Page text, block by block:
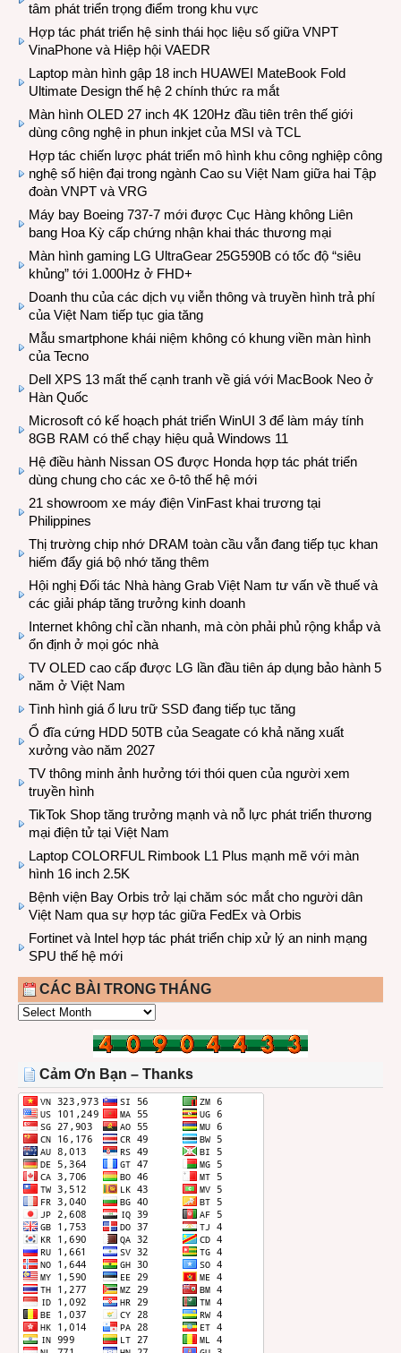
tâm phát triển trọng điểm trong khu vực
Hợp tác phát triển hệ sinh thái học liệu số giữa VNPT
VinaPhone và Hiệp hội VAEDR
Laptop màn hình gập 18 inch HUAWEI MateBook Fold
Ultimate Design thế hệ 2 chính thức ra mắt
Màn hình OLED 27 inch 4K 120Hz đầu tiên trên thế giới
dùng công nghệ in phun inkjet của MSI và TCL
Hợp tác chiến lược phát triển mô hình khu công nghiệp công
nghệ số hiện đại trong ngành Cao su Việt Nam giữa hai Tập
đoàn VNPT và VRG
Máy bay Boeing 737-7 mới được Cục Hàng không Liên
bang Hoa Kỳ cấp chứng nhận khai thác thương mại
Màn hình gaming LG UltraGear 25G590B có tốc độ “siêu
khủng” tới 1.000Hz ở FHD+
Doanh thu của các dịch vụ viễn thông và truyền hình trả phí
của Việt Nam tiếp tục gia tăng
Mẫu smartphone khái niệm không có khung viền màn hình
của Tecno
Dell XPS 13 mất thế cạnh tranh về giá với MacBook Neo ở
Hàn Quốc
Microsoft có kế hoạch phát triển WinUI 3 để làm máy tính
8GB RAM có thể chạy hiệu quả Windows 11
Hệ điều hành Nissan OS được Honda hợp tác phát triển
dùng chung cho các xe ô-tô thế hệ mới
21 showroom xe máy điện VinFast khai trương tại
Philippines
Thị trường chip nhớ DRAM toàn cầu vẫn đang tiếp tục khan
hiếm đẩy giá bộ nhớ tăng thêm
Hội nghị Đối tác Nhà hàng Grab Việt Nam tư vấn về thuế và
các giải pháp tăng trưởng kinh doanh
Internet không chỉ cần nhanh, mà còn phải phủ rộng khắp và
ổn định ở mọi góc nhà
TV OLED cao cấp được LG lần đầu tiên áp dụng bảo hành 5
năm ở Việt Nam
Tình hình giá ổ lưu trữ SSD đang tiếp tục tăng
Ổ đĩa cứng HDD 50TB của Seagate có khả năng xuất
xưởng vào năm 2027
TV thông minh ảnh hưởng tới thói quen của người xem
truyền hình
TikTok Shop tăng trưởng mạnh và nỗ lực phát triển thương
mại điện tử tại Việt Nam
Laptop COLORFUL Rimbook L1 Plus mạnh mẽ với màn
hình 16 inch 2.5K
Bệnh viện Bay Orbis trở lại chăm sóc mắt cho người dân
Việt Nam qua sự hợp tác giữa FedEx và Orbis
Fortinet và Intel hợp tác phát triển chip xử lý an ninh mạng
SPU thế hệ mới
CÁC BÀI TRONG THÁNG
CÁC
THÁNG
Cảm Ơn Bạn – Thanks